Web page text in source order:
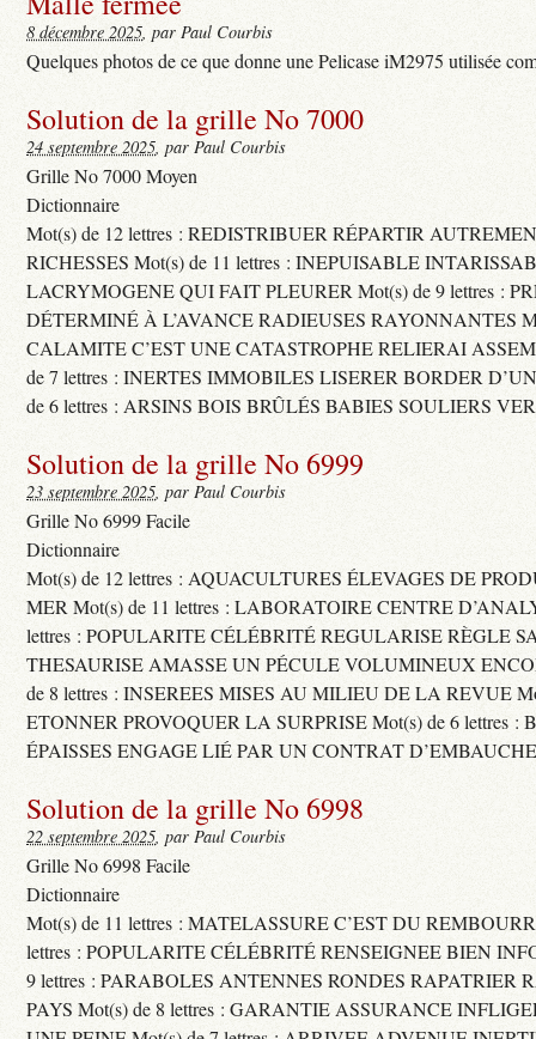
8 décembre 2025, par Paul Courbis
Quelques photos de ce que donne une Pelicase iM2975 utilisée
Solution de la grille No 7000
24 septembre 2025, par Paul Courbis
Grille No 7000 Moyen
Dictionnaire
Mot(s) de 12 lettres : REDISTRIBUER RÉPARTIR
RICHESSES Mot(s) de 11 lettres : INEPUISABLE
LACRYMOGENE QUI FAIT PLEURER Mot(s) de 9 lettres :
DÉTERMINÉ À L’AVANCE RADIEUSES RAYONNANTES
CALAMITE C’EST UNE CATASTROPHE RELIERAI
de 7 lettres : INERTES IMMOBILES LISERER BORDER
de 6 lettres : ARSINS BOIS BRÛLÉS BABIES SOULIERS
Solution de la grille No 6999
23 septembre 2025, par Paul Courbis
Grille No 6999 Facile
Dictionnaire
Mot(s) de 12 lettres : AQUACULTURES ÉLEVAGES DE
MER Mot(s) de 11 lettres : LABORATOIRE CENTRE
lettres : POPULARITE CÉLÉBRITÉ REGULARISE RÈGLE
THESAURISE AMASSE UN PÉCULE VOLUMINEUX
de 8 lettres : INSEREES MISES AU MILIEU DE LA REVUE
ETONNER PROVOQUER LA SURPRISE Mot(s) de 6 lettres :
ÉPAISSES ENGAGE LIÉ PAR UN CONTRAT
Solution de la grille No 6998
22 septembre 2025, par Paul Courbis
Grille No 6998 Facile
Dictionnaire
Mot(s) de 11 lettres : MATELASSURE C’EST DU
lettres : POPULARITE CÉLÉBRITÉ RENSEIGNEE BIEN
9 lettres : PARABOLES ANTENNES RONDES RAPATRIER
PAYS Mot(s) de 8 lettres : GARANTIE ASSURANCE